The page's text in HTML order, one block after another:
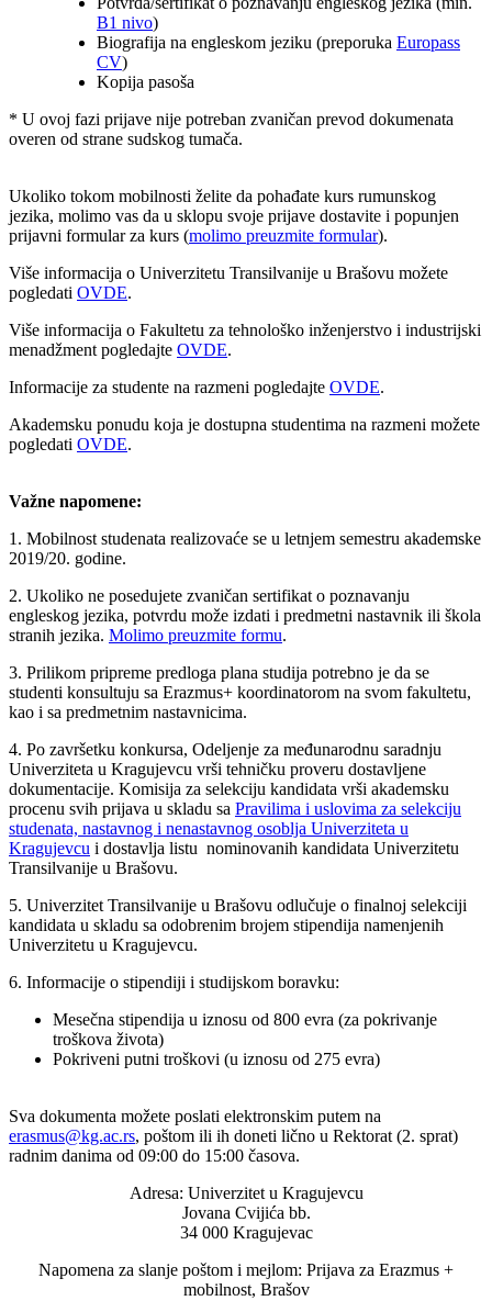
B1 nivo)
Biografija na engleskom jeziku (preporuka Europass
CV)
Kopija pasoša
* U ovoj fazi prijave nije potreban zvaničan prevod dokumenata
overen od strane sudskog tumača.
Ukoliko tokom mobilnosti želite da pohađate kurs rumunskog
jezika, molimo vas da u sklopu svoje prijave dostavite i popunjen
prijavni formular za kurs (molimo preuzmite formular).
Više informacija o Univerzitetu Transilvanije u Brašovu možete
pogledati OVDE.
Više informacija o Fakultetu za tehnološko inženjerstvo i industrijski
menadžment pogledajte OVDE.
Informacije za studente na razmeni pogledajte OVDE.
Akademsku ponudu koja je dostupna studentima na razmeni možete
pogledati OVDE.
Važne napomene:
1. Mobilnost studenata realizovaće se u letnjem semestru akademske
2019/20. godine.
2. Ukoliko ne posedujete zvaničan sertifikat o poznavanju
engleskog jezika, potvrdu može izdati i predmetni nastavnik ili škola
stranih jezika. Molimo preuzmite formu.
3. Prilikom pripreme predloga plana studija potrebno je da se
studenti konsultuju sa Erazmus+ koordinatorom na svom fakultetu,
kao i sa predmetnim nastavnicima.
4. Po završetku konkursa, Odeljenje za međunarodnu saradnju
Univerziteta u Kragujevcu vrši tehničku proveru dostavljene
dokumentacije. Komisija za selekciju kandidata vrši akademsku
procenu svih prijava u skladu sa Pravilima i uslovima za selekciju
studenata, nastavnog i nenastavnog osoblja Univerziteta u
Kragujevcu i dostavlja listu nominovanih kandidata Univerzitetu
Transilvanije u Brašovu.
5. Univerzitet Transilvanije u Brašovu odlučuje o finalnoj selekciji
kandidata u skladu sa odobrenim brojem stipendija namenjenih
Univerzitetu u Kragujevcu.
6. Informacije o stipendiji i studijskom boravku:
Mesečna stipendija u iznosu od 800 evra (za pokrivanje
troškova života)
Pokriveni putni troškovi (u iznosu od 275 evra)
Sva dokumenta možete poslati elektronskim putem na
erasmus@kg.ac.rs, poštom ili ih doneti lično u Rektorat (2. sprat)
radnim danima od 09:00 do 15:00 časova.
Adresa: Univerzitet u Kragujevcu
Jovana Cvijića bb.
34 000 Kragujevac
Napomena za slanje poštom i mejlom: Prijava za Erazmus +
mobilnost, Brašov